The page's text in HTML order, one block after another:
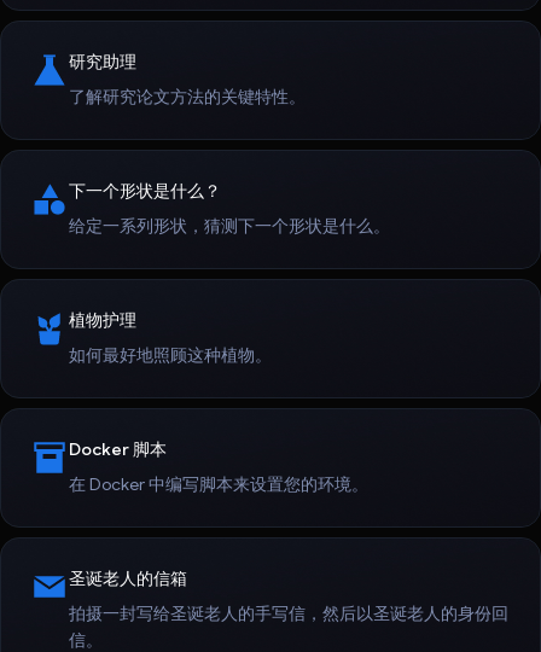
研究助理
了解研究论文方法的关键特性。
下一个形状是什么？
给定一系列形状，猜测下一个形状是什么。
植物护理
如何最好地照顾这种植物。
Docker 脚本
在 Docker 中编写脚本来设置您的环境。
圣诞老人的信箱
拍摄一封写给圣诞老人的手写信，然后以圣诞老人的身份回
信。